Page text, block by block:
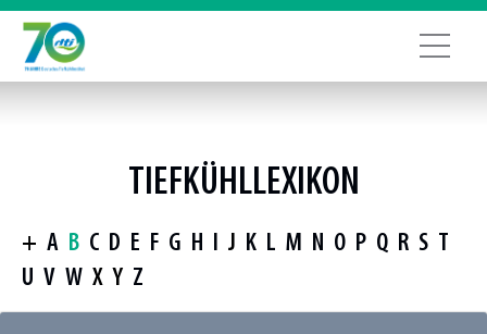
TIEFKÜHLLEXIKON
+ A B C D E F G H I J K L M N O P Q R S T
U V W X Y Z